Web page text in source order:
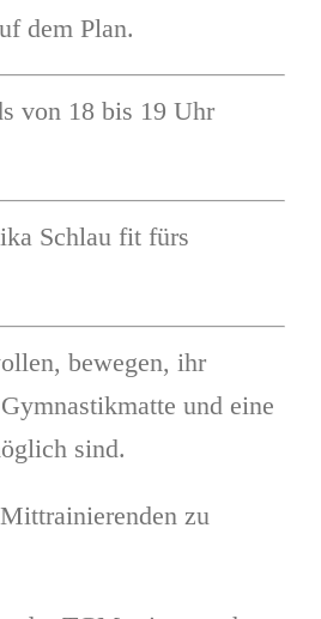
dem Plan.
von 18 bis 19 Uhr
Schlau fit fürs
bewegen, ihr
und eine
sind.
zu